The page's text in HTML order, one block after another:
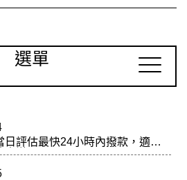
選單
日評估最快24小時內撥款，適合
人辦理